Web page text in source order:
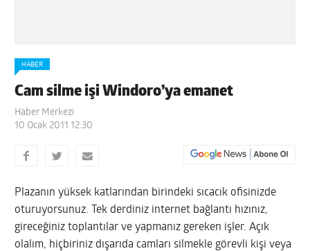
HABER
Cam silme işi Windoro’ya emanet
Haber Merkezi
10 Ocak 2011 12:30
Plazanın yüksek katlarından birindeki sıcacık ofisinizde
oturuyorsunuz. Tek derdiniz internet bağlantı hızınız,
gireceğiniz toplantılar ve yapmanız gereken işler. Açık
olalım, hiçbiriniz dışarıda camları silmekle görevli kişi veya